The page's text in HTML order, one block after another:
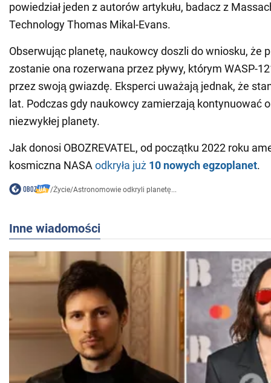
powiedział jeden z autorów artykułu, badacz z
Technology Thomas Mikal-Evans.
Obserwując planetę, naukowcy doszli do wniosku, że
zostanie ona rozerwana przez pływy, którym WASP-
przez swoją gwiazdę. Eksperci uważają jednak, że
lat. Podczas gdy naukowcy zamierzają kontynuować
niezwykłej planety.
Jak donosi OBOZREVATEL, od początku 2022 roku
kosmiczna NASAodkryła już 10 nowych egzoplanet.
/Życie/Astronomowie odkryli planetę...
Inne wiadomości